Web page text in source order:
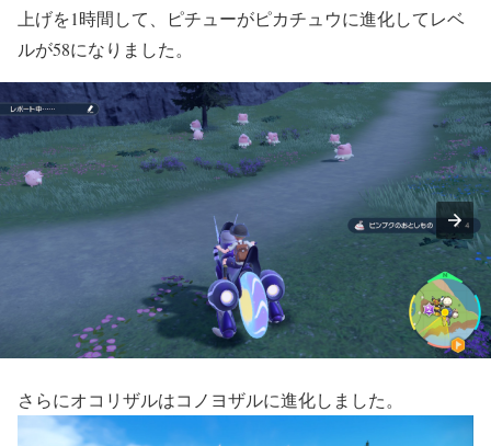
上げを1時間して、ピチューがピカチュウに進化してレベ
ルが58になりました。
さらにオコリザルはコノヨザルに進化しました。